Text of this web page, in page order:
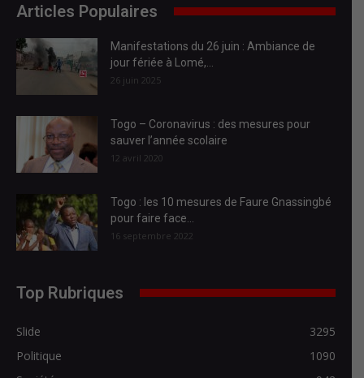
Articles Populaires
Manifestations du 26 juin : Ambiance de
jour fériée à Lomé,...
26 juin 2025
Togo – Coronavirus : des mesures pour
sauver l’année scolaire
12 avril 2020
Togo : les 10 mesures de Faure Gnassingbé
pour faire face...
16 septembre 2022
Top Rubriques
Slide
3295
Politique
1090